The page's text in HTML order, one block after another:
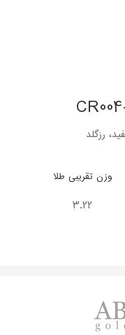
رزگلد
وزن تقریبی طلا
3.22